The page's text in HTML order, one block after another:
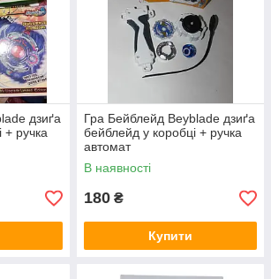
дзиґа
+ ручка
Гра Бейблейд Beyblade дзиґа
бейблейд у коробці + ручка
автомат
В наявності
180 ₴
Купити